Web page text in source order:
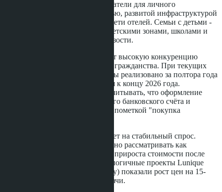
управляющей компании. Покупатели для личного
проживания - квартиру с мебелью, развитой инфраструктурой
и членством в международной сети отелей. Семьи с детьми -
спокойный район Джомтьен с детскими зонами, школами и
медицинскими центрами поблизости.
Иностранная квота 15% означает высокую конкуренцию
среди покупателей без тайского гражданства. При текущих
темпах продаж (42% первой фазы реализовано за полтора года
до сдачи) квота может закрыться к концу 2026 года.
Покупателям из России стоит учитывать, что оформление
сделки требует открытия тайского банковского счёта и
перевода средств из-за рубежа с пометкой "покупка
Рост цен на 3,7% за год указывает на стабильный спрос.
Квартиры в Skypark Lucean можно рассматривать как
защитный актив с потенциалом прироста стоимости после
завершения строительства. Аналогичные проекты Lunique
Real Estate (например, View Talay) показали рост цен на 15-
20% в первые два года после сдачи.